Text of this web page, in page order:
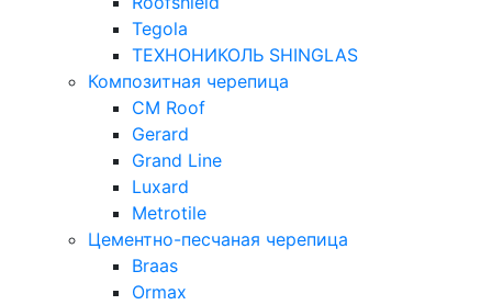
Tegola
ТЕХНОНИКОЛЬ SHINGLAS
Композитная черепица
CM Roof
Gerard
Grand Line
Luxard
Metrotile
Цементно-песчаная черепица
Braas
Ormax